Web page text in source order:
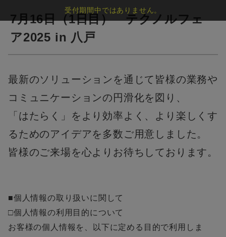
7月16日（1日目） テクノルフェ
ア2025 in 八戸
最新のソリューションを通じて皆様の業務や
コミュニケーションの円滑化を図り、
「はたらく」をより効率よく、より楽しくす
るためのアイデアを多数ご用意しました。
皆様のご来場を心よりお待ちしております。
■個人情報の取り扱いに関して
□個人情報の利用目的について
お客様の個人情報を、以下に定める目的で利用しま
受付期間中ではありません。